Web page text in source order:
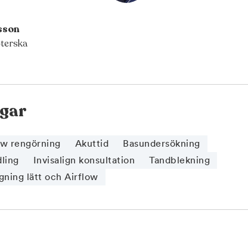
rengörning Akuttid
Basundersökning
Invisalign konsultation
Tandblekning
lätt och Airflow